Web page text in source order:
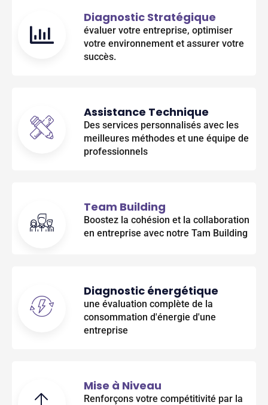
Diagnostic Stratégique
évaluer votre entreprise, optimiser
votre environnement et assurer votre
succès.
Assistance Technique
Des services personnalisés avec les
meilleures méthodes et une équipe de
professionnels
Team Building
Boostez la cohésion et la collaboration
en entreprise avec notre Tam Building
Diagnostic énergétique
une évaluation complète de la
consommation d'énergie d'une
entreprise
Mise à Niveau
Renforçons votre compétitivité par la